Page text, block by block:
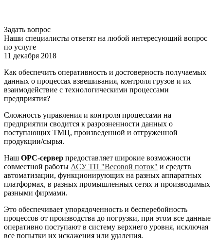
Задать вопрос
Наши специалисты ответят на любой интересующий вопрос
по услуге
11 декабря 2018
Как обеспечить оперативность и достоверность получаемых
данных о процессах взвешивания, контроля грузов и их
взаимодействие с технологическими процессами
предприятия?
Сложность управления и контроля процессами на
предприятии сводится к разрозненности данных о
поступающих ТМЦ, произведенной и отгруженной
продукции/сырья.
Наш ОРС-сервер предоставляет широкие возможности
совместной работы АСУ ТП "Весовой поток" и средств
автоматизации, функционирующих на разных аппаратных
платформах, в разных промышленных сетях и производимых
разными фирмами.
Это обеспечивает упорядоченность и бесперебойность
процессов от производства до погрузки, при этом все данные
оперативно поступают в систему верхнего уровня, исключая
все попытки их искажения или удаления.